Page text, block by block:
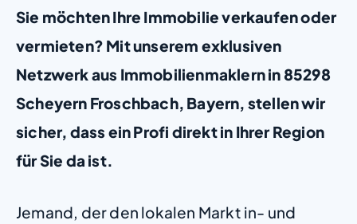
Sie möchten Ihre Immobilie verkaufen oder
vermieten? Mit unserem exklusiven
Netzwerk aus Immobilienmaklern in 85298
Scheyern Froschbach, Bayern, stellen wir
sicher, dass ein Profi direkt in Ihrer Region
für Sie da ist.
Jemand, der den lokalen Markt in- und